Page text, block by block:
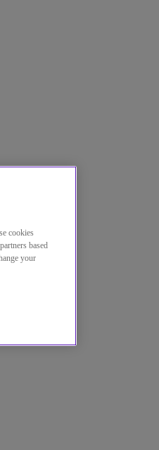
cookies
based
your